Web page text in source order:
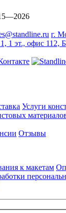
г.
1 эт., офис
Услуги
Отзывы
к макетам